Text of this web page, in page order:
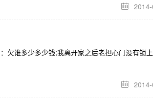

欠谁多少多少钱;我离开家之后老担心门没有
